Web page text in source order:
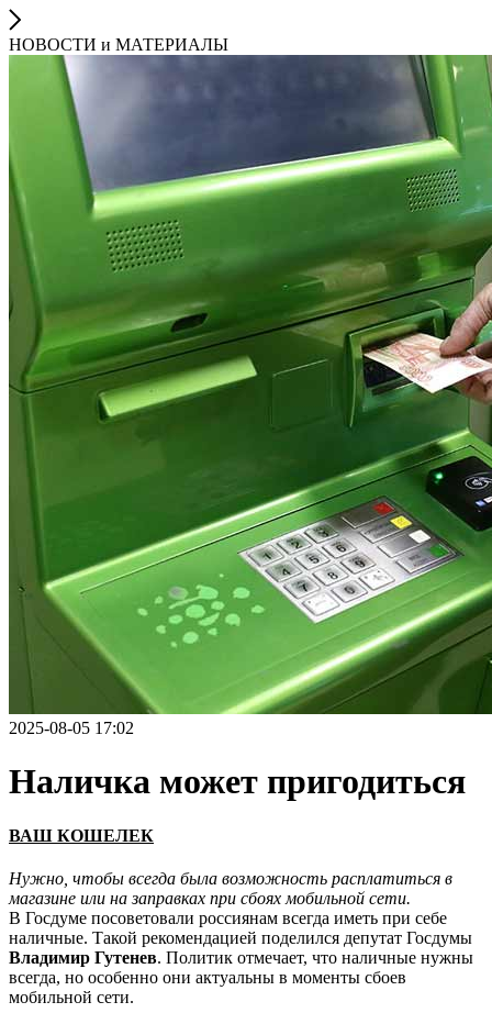
НОВОСТИ и МАТЕРИАЛЫ
2025-08-05 17:02
Наличка может пригодиться
ВАШ КОШЕЛЕК
Нужно, чтобы всегда была возможность расплатиться в
магазине или на заправках при сбоях мобильной сети.
В Госдуме посоветовали россиянам всегда иметь при себе
наличные. Такой рекомендацией поделился депутат Госдумы
Владимир Гутенев. Политик отмечает, что наличные нужны
всегда, но особенно они актуальны в моменты сбоев
мобильной сети.